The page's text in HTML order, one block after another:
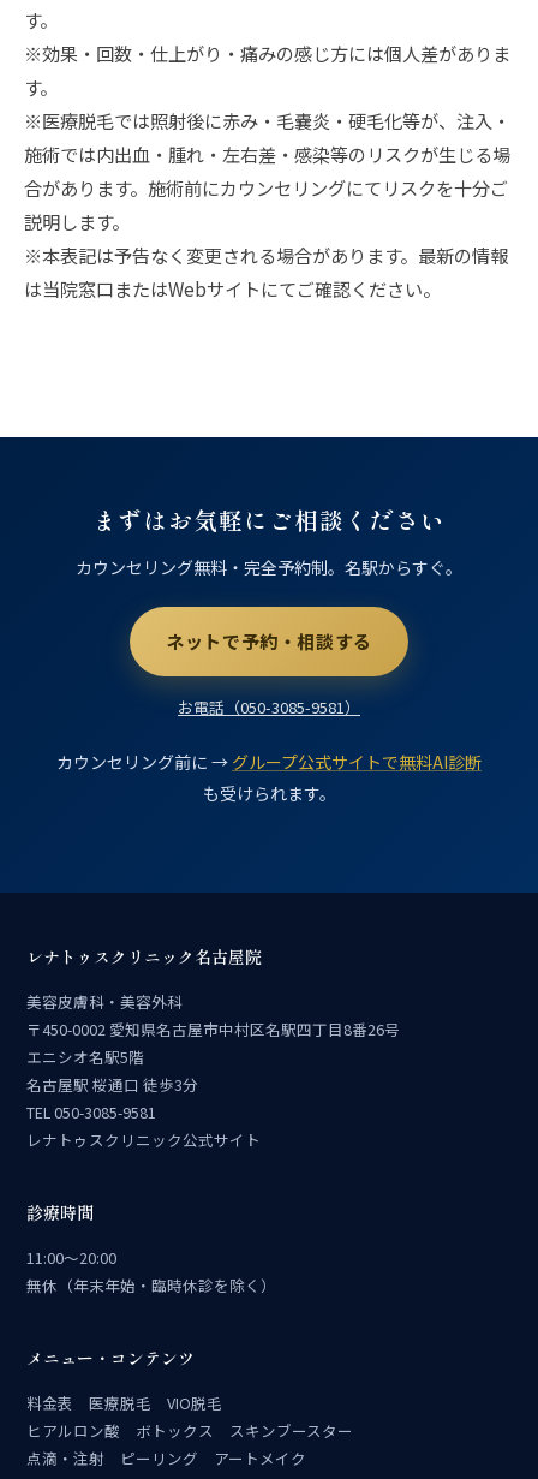
す。
※効果・回数・仕上がり・痛みの感じ方には個人差がありま
す。
※医療脱毛では照射後に赤み・毛嚢炎・硬毛化等が、注入・
施術では内出血・腫れ・左右差・感染等のリスクが生じる場
合があります。施術前にカウンセリングにてリスクを十分ご
説明します。
※本表記は予告なく変更される場合があります。最新の情報
は当院窓口またはWebサイトにてご確認ください。
まずはお気軽にご相談ください
カウンセリング無料・完全予約制。名駅からすぐ。
ネットで予約・相談する
お電話（050-3085-9581）
カウンセリング前に → グループ公式サイトで無料AI診断
も受けられます。
レナトゥスクリニック名古屋院
美容皮膚科・美容外科
〒450-0002 愛知県名古屋市中村区名駅四丁目8番26号
エニシオ名駅5階
名古屋駅 桜通口 徒歩3分
TEL 050-3085-9581
レナトゥスクリニック公式サイト
診療時間
11:00〜20:00
無休（年末年始・臨時休診を除く）
メニュー・コンテンツ
料金表 医療脱毛
VIO脱毛
ヒアルロン酸
ボトックス
スキンブースター
点滴・注射
ピーリング
アートメイク